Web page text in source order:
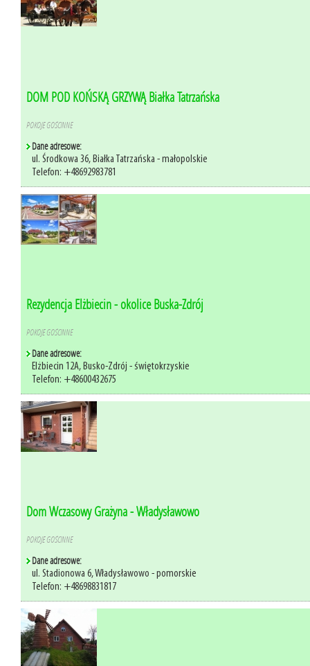
DOM POD KOŃSKĄ GRZYWĄ Białka Tatrzańska
POKOJE GOŚCINNE
Dane adresowe:
ul. Środkowa 36, Białka Tatrzańska - małopolskie
Telefon: +48692983781
Rezydencja Elżbiecin - okolice Buska-Zdrój
POKOJE GOŚCINNE
Dane adresowe:
Elżbiecin 12A, Busko-Zdrój - świętokrzyskie
Telefon: +48600432675
Dom Wczasowy Grażyna - Władysławowo
POKOJE GOŚCINNE
Dane adresowe:
ul. Stadionowa 6, Władysławowo - pomorskie
Telefon: +48698831817